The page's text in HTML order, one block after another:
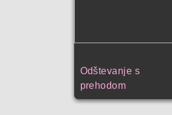
Odštevanje s
prehodom